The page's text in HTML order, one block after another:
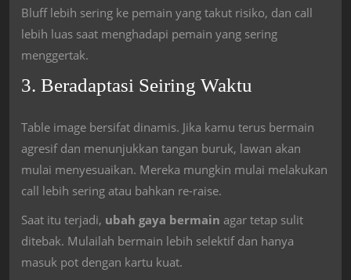
Bluff lebih sering ke pemain yang takut risiko, dan call
lebih luas saat menghadapi pemain yang sering
menggertak.
3. Beradaptasi Seiring Waktu
Table image bersifat dinamis. Jika kamu terus bermain
agresif dan menunjukkan tangan buruk, lawan akan
mulai menyesuaikan. Mereka mungkin mulai melakukan
call lebih sering atau bahkan re-raise.
Saat itu terjadi, ubah gaya bermain agar tetap sulit
ditebak. Mulailah bermain lebih selektif dan hanya
masuk pot dengan kartu kuat.